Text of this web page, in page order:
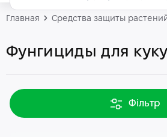
Главная Средства защиты
Фунгициды для
Фільтр